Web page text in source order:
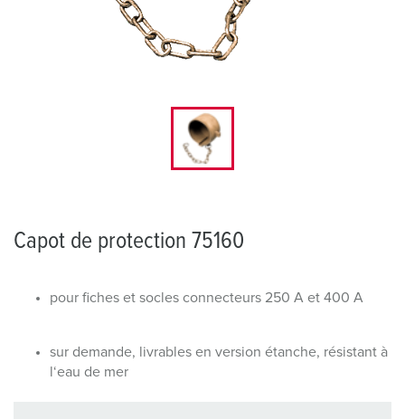
Capot de protection 75160
pour fiches et socles connecteurs 250 A et 400 A
sur demande, livrables en version étanche, résistant à
l‘eau de mer